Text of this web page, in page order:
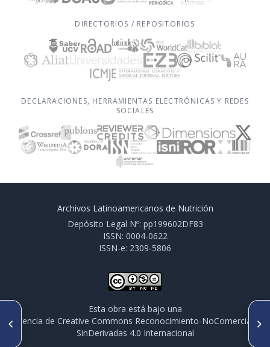
ARTÍCULO ANTERIOR
P058/S1-P58 ELLOS ESTÁN EN
LA GLORIA PORQUE SÍ TIENEN
SIGUIENTE ARTÍCULO
P060/S1-P60 ARGUMENTOS DE
LOS LEGISLADORES
DIRECTORIOS / REPOSITORIOS
DECLARACIONES, HERRAMIENTAS ELECTRÓNICAS Y REDES
SOCIALES
Archivos Latinoamericanos de Nutrición
Depósito Legal Nº: pp199602DF83
ISSN: 0004-0622
ISSN-e: 2309-5806
Esta obra está bajo una
licencia de Creative Commons Reconocimiento-NoComercial-
SinDerivadas 4.0 Internacional